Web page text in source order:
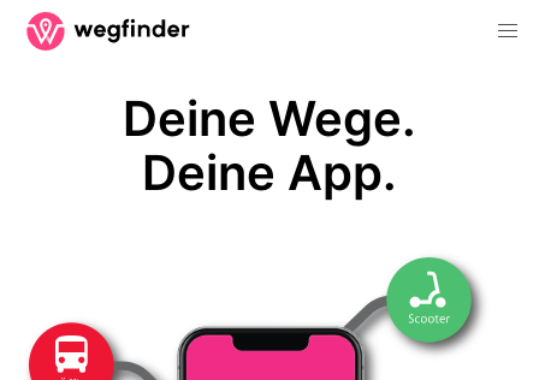
Deine Wege.
Deine App.